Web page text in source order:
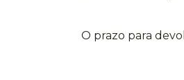
O prazo para